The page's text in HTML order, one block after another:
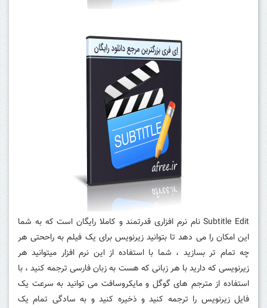
Subtitle Edit نام نرم افزاری قدرتمند و کاملا رایگان است که به شما
این امکان را می دهد تا بتوانید زیرنویس برای یک فیلم به راححتی هر
چه تمام تر بسازید ، شما با استفاده از این نرم افزار میتوانید هر
زیرنویسی که دارید با هر زبانی که هست به زبان فارسی ترجمه کنید ، با
استفاده از مترجم های گوگل و مایکروسافت می توانید به سرعت یک
فایل زیرنویس را ترجمه کنید و ذخیره کنید و به سادگی تمام یک